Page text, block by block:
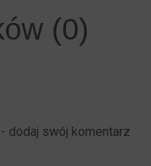
(0)
dodaj swój komentarz